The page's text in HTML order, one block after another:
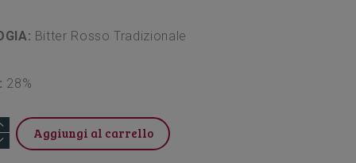
Bitter Rosso Tradizionale
28%
Aggiungi al carrello